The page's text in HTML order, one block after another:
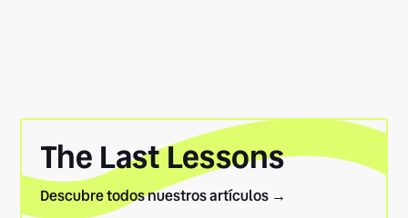
The Last Lessons
Descubre todos nuestros artículos →